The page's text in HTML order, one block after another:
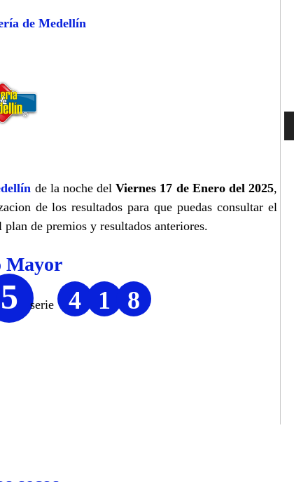
de Medellín
de la noche delViernes 17 de Enero del 2025,
de los resultados para que puedas consultar el
de premios y resultados anteriores.
Mayor
5 serie 4 1 8